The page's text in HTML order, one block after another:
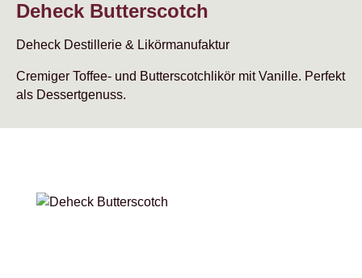
Deheck Butterscotch
Deheck Destillerie & Likörmanufaktur
Cremiger Toffee- und Butterscotchlikör mit Vanille. Perfekt
als Dessertgenuss.
Bildergalerie überspringen